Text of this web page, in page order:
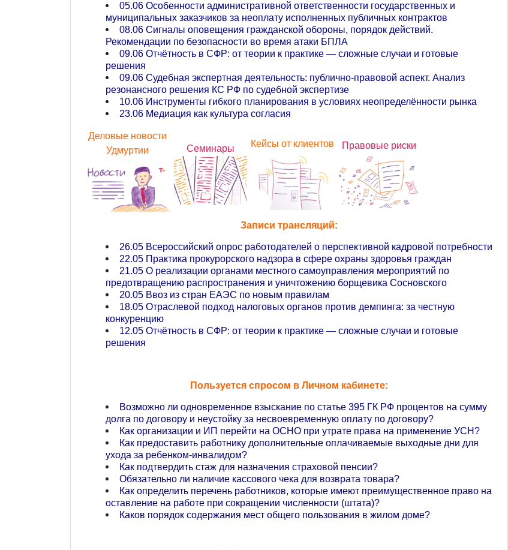
05.06 Особенности административной ответственности государственных и
муниципальных заказчиков за неоплату исполненных публичных контрактов
08.06 Сигналы оповещения гражданской обороны, порядок действий.
Рекомендации по безопасности во время атаки БПЛА
09.06 Отчётность в СФР: от теории к практике — сложные случаи и готовые
решения
09.06 Судебная экспертная деятельность: публично-правовой аспект. Анализ
резонансного решения КС РФ по судебной экспертизе
10.06 Инструменты гибкого планирования в условиях неопределённости рынка
23.06 Медиация как культура согласия
Деловые новости
Удмуртии
Семинары Кейсы от клиентов Правовые риски
Записи трансляций:
26.05 Всероссийский опрос работодателей о перспективной кадровой потребности
22.05 Практика прокурорского надзора в сфере охраны здоровья граждан
21.05 О реализации органами местного самоуправления мероприятий по
предотвращению распространения и уничтожению борщевика Сосновского
20.05 Ввоз из стран ЕАЭС по новым правилам
18.05 Отраслевой подход налоговых органов против демпинга: за честную
конкуренцию
12.05 Отчётность в СФР: от теории к практике — сложные случаи и готовые
решения
Пользуется спросом в Личном кабинете:
Возможно ли одновременное взыскание по статье 395 ГК РФ процентов на сумму
долга по договору и неустойку за несвоевременную оплату по договору?
Как организации и ИП перейти на ОСНО при утрате права на применение УСН?
Как предоставить работнику дополнительные оплачиваемые выходные дни для
ухода за ребенком-инвалидом?
Как подтвердить стаж для назначения страховой пенсии?
Обязательно ли наличие кассового чека для возврата товара?
Как определить перечень работников, которые имеют преимущественное право на
оставление на работе при сокращении численности (штата)?
Каков порядок содержания мест общего пользования в жилом доме?